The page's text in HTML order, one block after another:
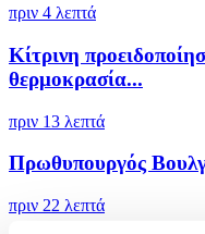
πριν 4 λεπτά
Κίτρινη
θερμοκρασία...
πριν 13 λεπτά
Πρωθυπουργός
πριν 22 λεπτά